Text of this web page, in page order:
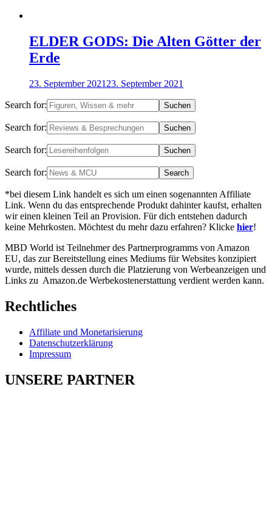
ELDER GODS: Die Alten Götter der
Erde
23. September 2021 23. September 2021
Search for:
Search for:
Search for:
Search for:
*bei diesem Link handelt es sich um einen sogenannten Affiliate
Link. Wenn du das entsprechende Produkt dahinter kaufst, erhalten
wir einen kleinen Teil an Provision. Für dich entstehen dadurch
keine Mehrkosten. Möchtest du mehr dazu erfahren? Klicke hier!
MBD World ist Teilnehmer des Partnerprogramms von Amazon
EU, das zur Bereitstellung eines Mediums für Websites konzipiert
wurde, mittels dessen durch die Platzierung von Werbeanzeigen und
Links zu Amazon.de Werbekostenerstattung verdient werden kann.
Rechtliches
Affiliate und Monetarisierung
Datenschutzerklärung
Impressum
UNSERE PARTNER